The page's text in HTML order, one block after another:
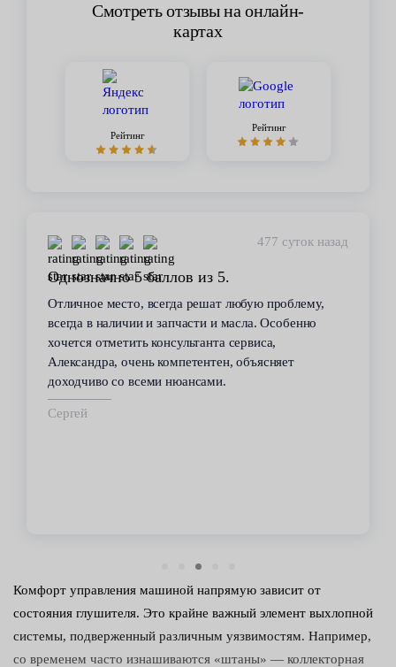
Смотреть отзывы на онлайн-
картах
Рейтинг
Рейтинг
477 суток назад
Однозначно 5 баллов из 5.
Отличное место, всегда решат любую проблему,
всегда в наличии и запчасти и масла. Особенно
хочется отметить консультанта сервиса,
Александра, очень компетентен, объясняет
доходчиво со всеми нюансами.
Сергей
Комфорт управления машиной напрямую зависит от
состояния глушителя. Это крайне важный элемент выхлопной
системы, подверженный различным уязвимостям. Например,
со временем часто изнашиваются «штаны» — коллекторная